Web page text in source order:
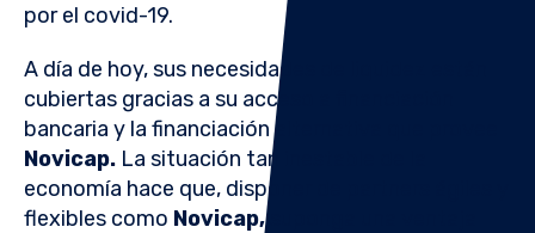
por el covid-19.
A día de hoy, sus necesidades de liquidez están
cubiertas gracias a su acceso a financiación
bancaria y la financiación alternativa que provee
Novicap. La situación tan inestable de la
economía hace que, disponer de partners ágiles y
flexibles como Novicap,suponga una ventaja